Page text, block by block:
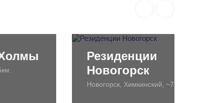
Резиденции
Новогорск
Новогорск, Химкинский, ~7км.